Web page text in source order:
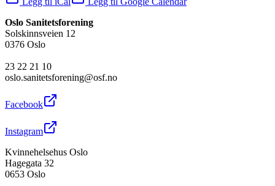
Oslo Sanitetsforening
Solskinnsveien 12
0376 Oslo
23 22 21 10
oslo.sanitetsforening@osf.no
Facebook
Instagram
Kvinnehelsehus Oslo
Hagegata 32
0653 Oslo